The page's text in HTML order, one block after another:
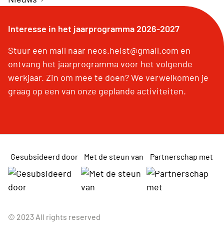
Interesse in het jaarprogramma 2026-2027
Stuur een mail naar neos.heist@gmail.com en
ontvang het jaarprogramma voor het volgende
werkjaar. Zin om mee te doen? We verwelkomen je
graag op een van onze geplande activiteiten.
Gesubsideerd door Met de steun van Partnerschap met
© 2023 All rights reserved